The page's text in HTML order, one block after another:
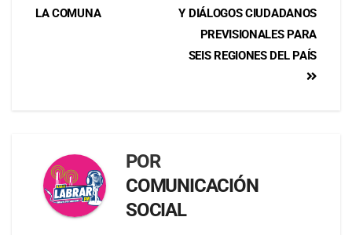
Y DIÁLOGOS CIUDADANOS
PREVISIONALES PARA
SEIS REGIONES DEL PAÍS
LA COMUNA
POR
COMUNICACIÓN
SOCIAL